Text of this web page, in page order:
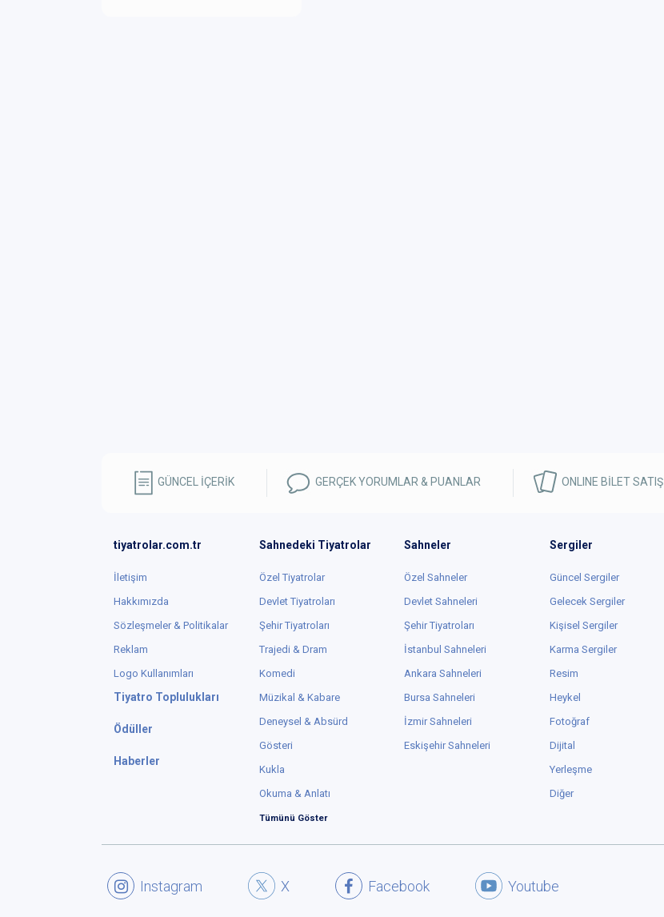
GÜNCEL İÇERİK GERÇEK YORUMLAR & PUANLAR ONLINE BİLET SATIŞ
tiyatrolar.com.tr
İletişim
Hakkımızda
Sözleşmeler & Politikalar
Reklam
Logo Kullanımları
Tiyatro Toplulukları
Ödüller
Haberler
Sahnedeki Tiyatrolar
Özel Tiyatrolar
Devlet Tiyatroları
Şehir Tiyatroları
Trajedi & Dram
Komedi
Müzikal & Kabare
Deneysel & Absürd
Gösteri
Kukla
Okuma & Anlatı
Tümünü Göster
Sahneler
Özel Sahneler
Devlet Sahneleri
Şehir Tiyatroları
İstanbul Sahneleri
Ankara Sahneleri
Bursa Sahneleri
İzmir Sahneleri
Eskişehir Sahneleri
Sergiler
Güncel Sergiler
Gelecek Sergiler
Kişisel Sergiler
Karma Sergiler
Resim
Heykel
Fotoğraf
Dijital
Yerleşme
Diğer
Youtube
Facebook
X
Instagram